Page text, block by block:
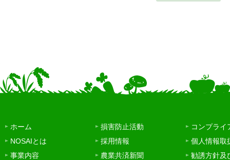
ホーム
NOSAIとは
事業内容
損害防止活動
採用情報
農業共済新聞
コンプライ
個人情報取
勧誘方針及